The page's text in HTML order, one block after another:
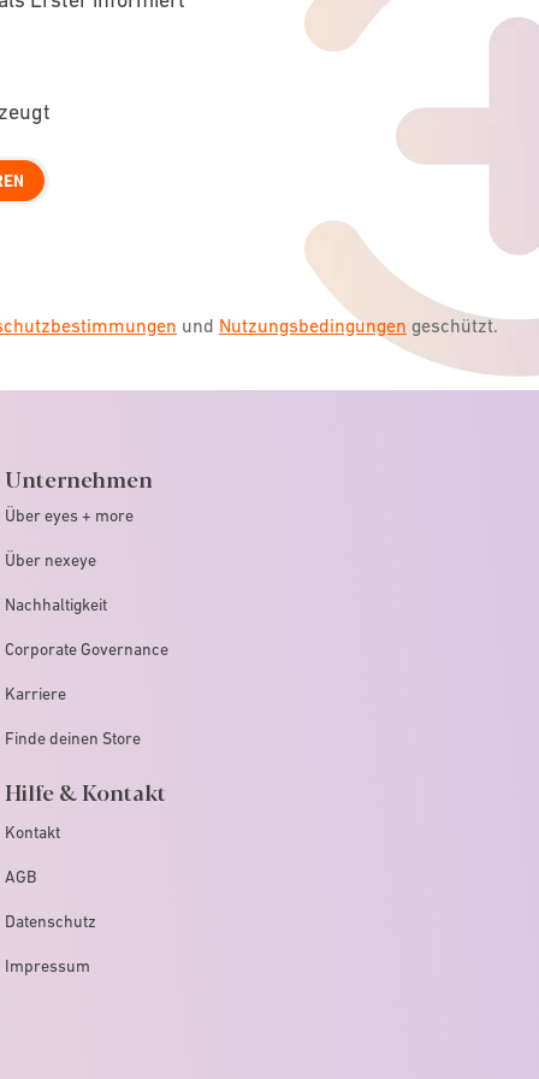
und Nutzungsbedingungen geschützt.
Unternehmen
Über eyes + more
Über nexeye
Nachhaltigkeit
Corporate Governance
Karriere
Finde deinen Store
Hilfe & Kontakt
Kontakt
AGB
Datenschutz
Impressum